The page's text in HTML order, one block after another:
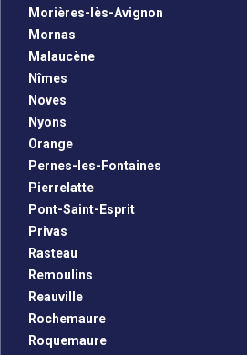
Morières-lès-Avignon
Mornas
Malaucène
Nîmes
Noves
Nyons
Orange
Pernes-les-Fontaines
Pierrelatte
Pont-Saint-Esprit
Privas
Rasteau
Remoulins
Reauville
Rochemaure
Roquemaure